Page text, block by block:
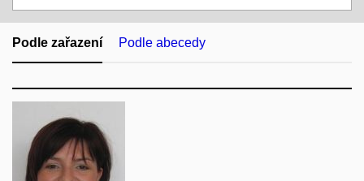
výraz
Podle zařazení Podle abecedy